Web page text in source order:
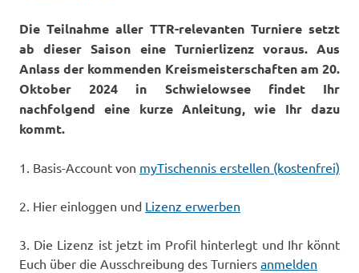
Die Teilnahme aller TTR-relevanten Turniere setzt
ab dieser Saison eine Turnierlizenz voraus. Aus
Anlass der kommenden Kreismeisterschaften am 20.
Oktober 2024 in Schwielowsee findet Ihr
nachfolgend eine kurze Anleitung, wie Ihr dazu
kommt.
1. Basis-Account von myTischennis erstellen (kostenfrei)
2. Hier einloggen und Lizenz erwerben
3. Die Lizenz ist jetzt im Profil hinterlegt und Ihr könnt
Euch über die Ausschreibung des Turniers anmelden